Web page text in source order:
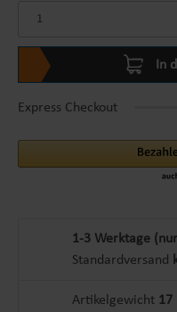
In
Express Checkout
1-3 Werktage (nur
Standardversand
Artikelgewicht 17